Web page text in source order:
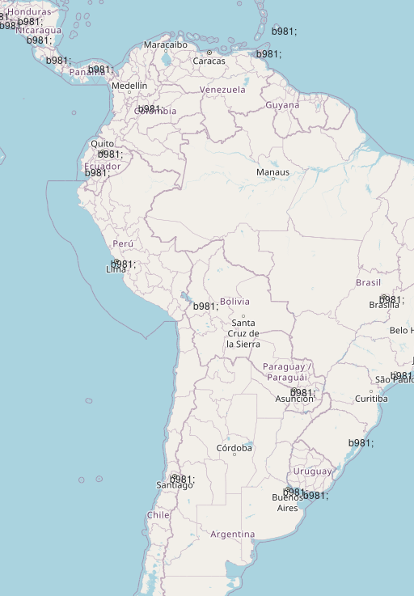
b981;
b981;
b981; b981;
b981;
b981;
b981;
b981;
b981;
b981;
b981;b981;
b981;
b981;
b981;
b981;
b981;
b981;